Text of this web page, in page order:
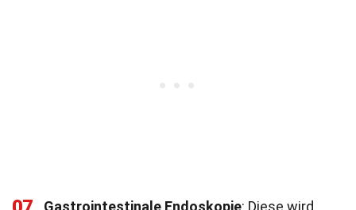
Gastrointestinale Endoskopie: Diese wird